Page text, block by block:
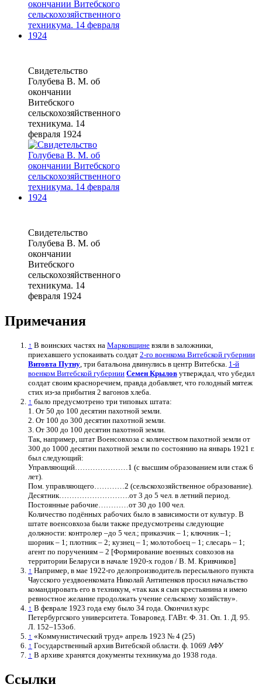
Свидетельство
Голубева В. М. об
окончании
Витебского
сельскохозяйственного
техникума. 14
февраля 1924
Свидетельство
Голубева В. М. об
окончании
Витебского
сельскохозяйственного
техникума. 14
февраля 1924
Примечания
↑ В воинских частях на Марковщине взяли в заложники,
приехавшего успокаивать солдат 2-го военкома Витебской губернии
Витовта Путну , три батальона двинулись в центр Витебска. 1-й
военком Витебской губернии Семен Крылов утверждал, что убедил
солдат своим красноречием, правда добавляет, что голодный мятеж
стих из-за прибытия 2 вагонов хлеба.
↑ было предусмотрено три типовых штата:
1. От 50 до 100 десятин пахотной земли.
2. От 100 до 300 десятин пахотной земли.
3. От 300 до 100 десятин пахотной земли.
Так, например, штат Военсовхоза с количеством пахотной земли от
300 до 1000 десятин пахотной земли по состоянию на январь 1921 г.
был следующий:
Управляющий…………………1 (с высшим образованием или стаж 6
лет).
Пом. управляющего…………2 (сельскохозяйственное образование).
Десятник……………………….от 3 до 5 чел. в летний период.
Постоянные рабочие…………от 30 до 100 чел.
Количество подённых рабочих было в зависимости от культур. В
штате военсовхоза были также предусмотрены следующие
должности: контролер –до 5 чел.; приказчик – 1; ключник –1;
шорник – 1; плотник – 2; кузнец – 1; молотобоец – 1; слесарь – 1;
агент по поручениям – 2 [Формирование военных совхозов на
территории Беларуси в начале 1920-х годов / В. М. Кривчиков]
↑ Например, в мае 1922-го делопроизводитель пересыльного пункта
Чаусского уездвоенкомата Николай Антипенков просил начальство
командировать его в техникум, «так как я сын крестьянина и имею
ревностное желание продолжать учение сельскому хозяйству».
↑ В феврале 1923 года ему было 34 года. Окончил курс
Петербургского университета. Товаровед. ГАВт. Ф. 31. Оп. 1. Д. 95.
Л. 152–153об.
↑ «Коммунистический труд» апрель 1923 № 4 (25)
↑ Государственный архив Витебской области. ф. 1069 АФУ
↑ В архиве хранятся документы техникума до 1938 года.
Ссылки